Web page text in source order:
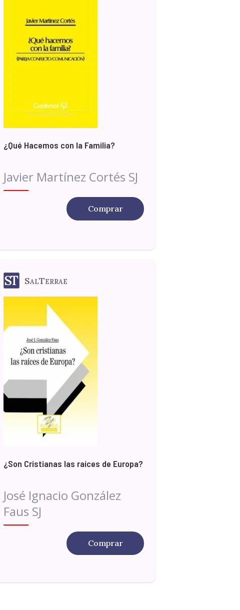
¿Qué Hacemos con la Familia?
Javier Martínez Cortés SJ
Comprar
SalTerrae
¿Son Cristianas las raíces de Europa?
José Ignacio González
Faus SJ
Comprar